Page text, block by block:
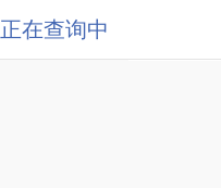
正在查询中